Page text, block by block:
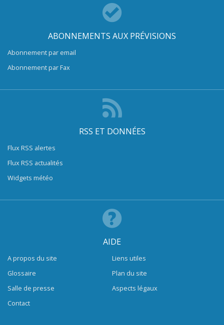
ABONNEMENTS AUX PRÉVISIONS
Abonnement par email
Abonnement par Fax
RSS ET DONNÉES
Flux RSS alertes
Flux RSS actualités
Widgets météo
AIDE
A propos du site
Glossaire
Salle de presse
Contact
Liens utiles
Plan du site
Aspects légaux